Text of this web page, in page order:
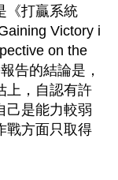
《打贏系統
Victory i
on the
告的結論是，
上，自認有許
己是能力較弱
戰方面只取得